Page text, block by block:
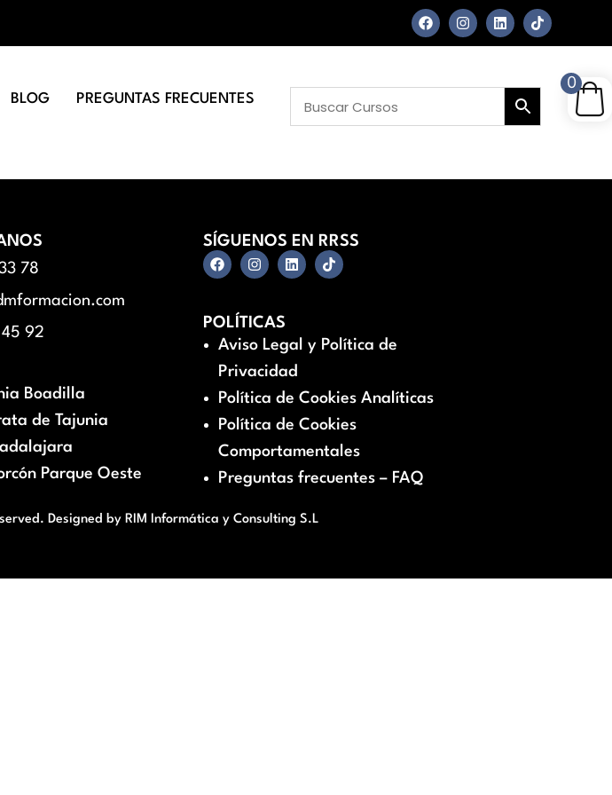
BLOG
PREGUNTAS FRECUENTES
78
92
Boadilla
de Tajunia
Parque Oeste
SÍGUENOS EN RRSS
POLÍTICAS
Aviso Legal y Política de
Privacidad
Política de Cookies Analíticas
Política de Cookies
Comportamentales
Preguntas frecuentes – FAQ
Designed by RIM Informática y Consulting S.L
0